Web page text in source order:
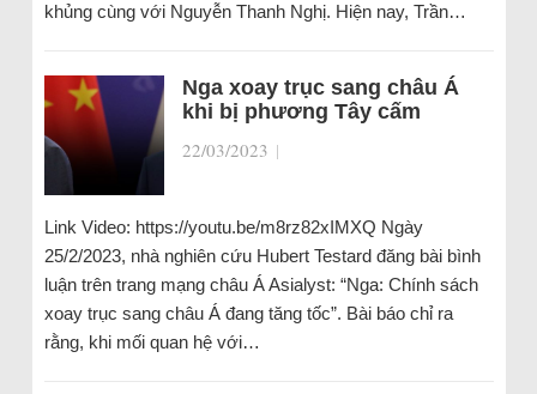
khủng cùng với Nguyễn Thanh Nghị. Hiện nay, Trần…
Nga xoay trục sang châu Á
khi bị phương Tây cấm
22/03/2023 |
Link Video: https://youtu.be/m8rz82xIMXQ Ngày
25/2/2023, nhà nghiên cứu Hubert Testard đăng bài bình
luận trên trang mạng châu Á Asialyst: “Nga: Chính sách
xoay trục sang châu Á đang tăng tốc”. Bài báo chỉ ra
rằng, khi mối quan hệ với…